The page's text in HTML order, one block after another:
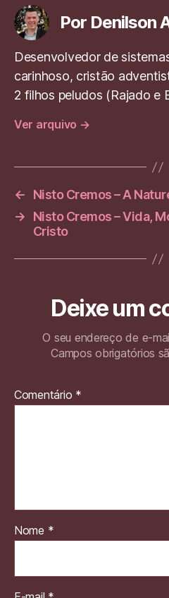
A
p
p
a
m
g
er
b
o
o
k
Por Denilson
Desenvolvedor de
carinhoso, cristão
2 filhos peludos (Rajado e
Ver arquivo →
←
Nisto Cremos – A
→
Nisto Cremos – Vida,
Cristo
Deixe um
O seu endereço de e-
Campos obrigatórios
Comentário *
Nome *